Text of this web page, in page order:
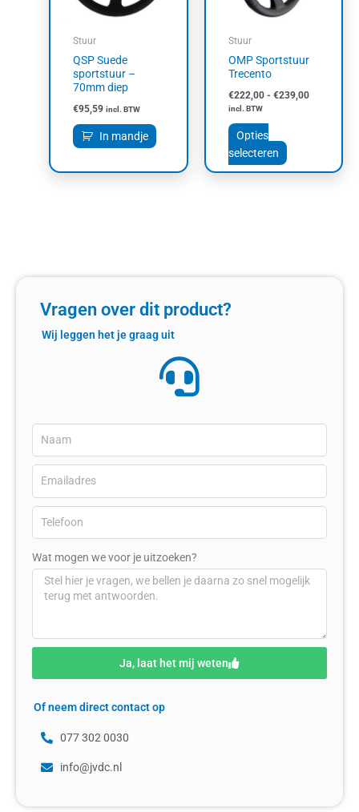
Stuur
QSP Suede
sportstuur –
70mm diep
€95,59 incl. BTW
In mandje
Stuur
OMP Sportstuur
Trecento
€222,00 - €239,00
incl. BTW
Opties
selecteren
optie
worden
de
Vragen over dit product?
Wij leggen het je graag uit
Wat mogen we voor je uitzoeken?
Ja, laat het mij weten
Of neem direct contact op
077 302 0030
info@jvdc.nl